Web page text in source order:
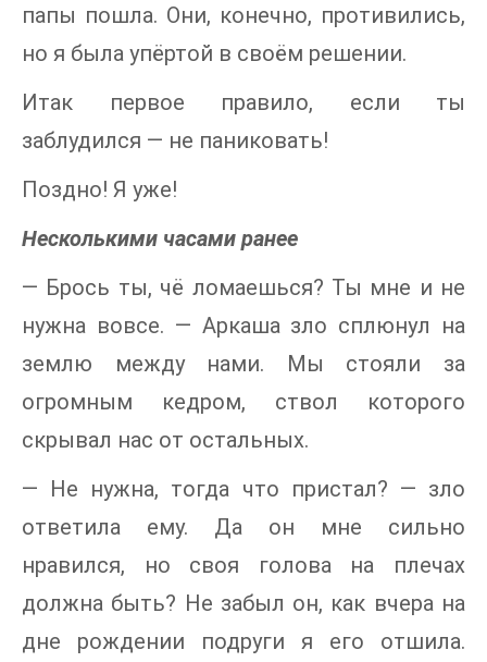
папы пошла. Они, конечно, противились,
но я была упёртой в своём решении.
Итак первое правило, если ты
заблудился — не паниковать!
Поздно! Я уже!
Несколькими часами ранее
— Брось ты, чё ломаешься? Ты мне и не
нужна вовсе. — Аркаша зло сплюнул на
землю между нами. Мы стояли за
огромным кедром, ствол которого
скрывал нас от остальных.
— Не нужна, тогда что пристал? — зло
ответила ему. Да он мне сильно
нравился, но своя голова на плечах
должна быть? Не забыл он, как вчера на
дне рождении подруги я его отшила.